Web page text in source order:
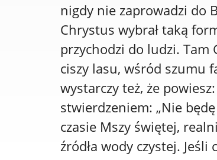
nigdy nie zaprowadzi do
Chrystus wybrał taką
przychodzi do ludzi. Tam
ciszy lasu, wśród szumu
wystarczy też, że
stwierdzeniem: „Nie
czasie Mszy świętej,
źródła wody czystej.